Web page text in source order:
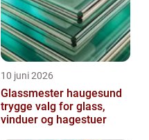
10 juni 2026
Glassmester haugesund
trygge valg for glass,
vinduer og hagestuer